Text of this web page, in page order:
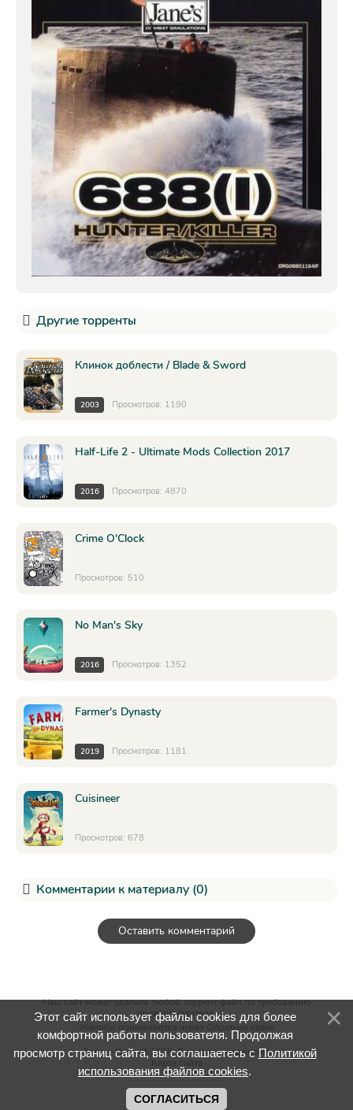
Другие торренты
Клинок доблести / Blade & Sword
2003 Просмотров: 1190
Half-Life 2 - Ultimate Mods Collection 2017
2016 Просмотров: 4870
Crime O'Clock
Просмотров: 510
No Man's Sky
2016 Просмотров: 1352
Farmer's Dynasty
2019 Просмотров: 1181
Cuisineer
Просмотров: 678
Комментарии к материалу (0)
Оставить комментарий
Наш сайт может удалить любой торрент файл по требованию
правообладателя.
Жалобы принимаются через
Обратная связь
Games-Rush @ 2026. Все права защищены.
Карта сайта
Этот сайт использует файлы cookies для более
комфортной работы пользователя. Продолжая
просмотр страниц сайта, вы соглашаетесь сПолитикой
использования файлов cookies.
СОГЛАСИТЬСЯ